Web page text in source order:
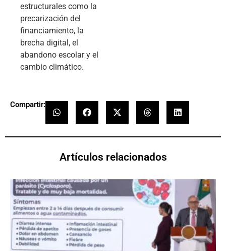
estructurales como la
precarización del
financiamiento, la
brecha digital, el
abandono escolar y el
cambio climático.
Compartir:
Artículos relacionados